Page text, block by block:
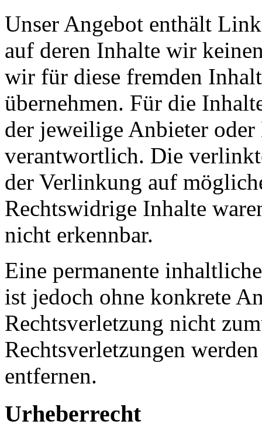
Unser Angebot enthält
auf deren Inhalte wir
wir für diese fremden
übernehmen. Für die
der jeweilige Anbieter oder
verantwortlich. Die
der Verlinkung auf
Rechtswidrige Inhalte
nicht erkennbar.
Eine permanente
ist jedoch ohne konkrete
Rechtsverletzung nicht
Rechtsverletzungen
entfernen.
Urheberrecht